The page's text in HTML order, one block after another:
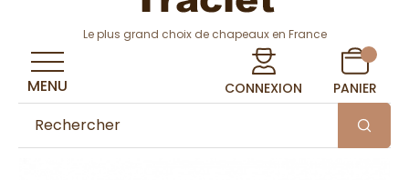
Le plus grand choix de chapeaux en France
CONNEXION PANIER
MENU